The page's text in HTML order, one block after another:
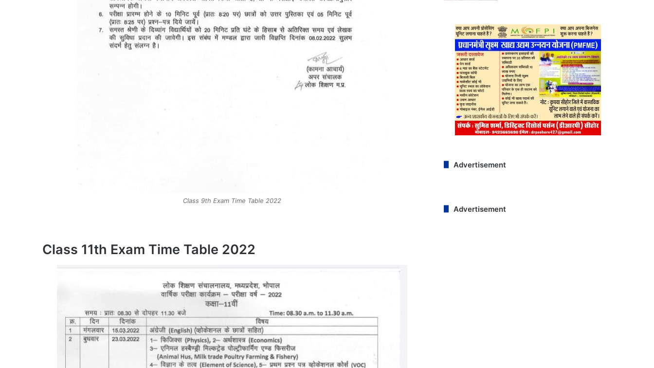
Class 9th Exam Time Table 2022
Class 11th Exam Time Table 2022
Advertisement
Advertisement